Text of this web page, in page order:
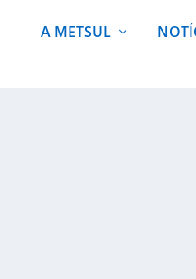
A METSUL